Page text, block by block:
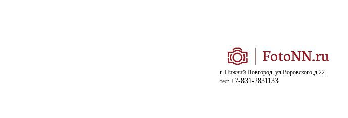
г. Нижний Новгород, ул.Воровского,д.22
тел: +7-831-2831133